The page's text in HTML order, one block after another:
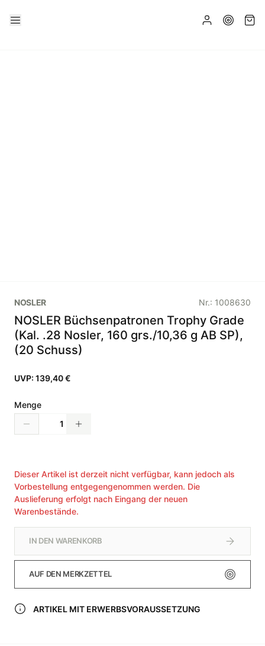
NOSLER Nr.: 1008630
NOSLER Büchsenpatronen Trophy Grade
(Kal. .28 Nosler, 160 grs./10,36 g AB SP),
(20 Schuss)
UVP: 139,40 €
Menge
Dieser Artikel ist derzeit nicht verfügbar, kann jedoch als
Vorbestellung entgegengenommen werden. Die
Auslieferung erfolgt nach Eingang der neuen
Warenbestände.
IN DEN WARENKORB
AUF DEN MERKZETTEL
ARTIKEL MIT ERWERBSVORAUSSETZUNG